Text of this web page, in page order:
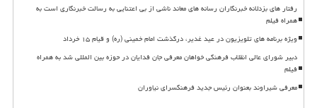
رفتار های بزدلانه خبرنگاران رسانه های معاند ناشی از بی اعتنایی به رسالت خبرنگاری است به
همراه فیلم
ویژه برنامه های تلویزیون در عید غدیر، درگذشت امام خمینی (ره) و قیام ۱۵ خرداد
دبیر شورای عالی انقلاب فرهنگی خواهان معرفی جان فدایان در حوزه بین المللی شد به همراه
فیلم
معرفی شیراوند بعنوان رئیس جدید فرهنگسرای نیاوران